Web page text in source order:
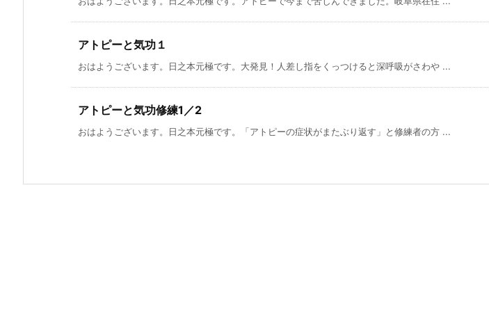
アトピーと気功１
おはようございます。日之本元極です。大発見！人差し指をくっつけると深呼吸がさわや ...
アトピーと気功修練1／2
おはようございます。日之本元極です。「アトピーの症状がまたぶり返す」と修練者の方 ...